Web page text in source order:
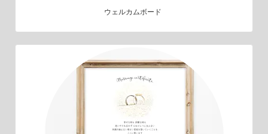
ウェルカムボード